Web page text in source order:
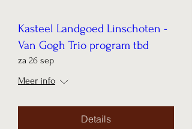
Kasteel Landgoed Linschoten -
Van Gogh Trio program tbd
za 26 sep
Meer info
Details